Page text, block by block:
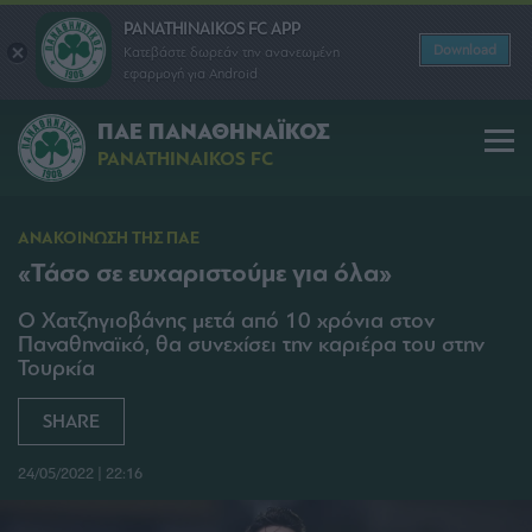
PANATHINAIKOS FC APP
Κατεβάστε δωρεάν την ανανεωμένη
εφαρμογή για Android
Download
ΠΑΕ ΠΑΝΑΘΗΝΑΪΚΟΣ
PANATHINAIKOS FC
ΑΝΑΚΟΙΝΩΣΗ ΤΗΣ ΠΑΕ
«Τάσο σε ευχαριστούμε για όλα»
Ο Χατζηγιοβάνης μετά από 10 χρόνια στον
Παναθηναϊκό, θα συνεχίσει την καριέρα του στην
Τουρκία
SHARE
24/05/2022 | 22:16